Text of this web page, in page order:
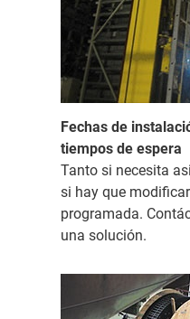
Fechas de
tiempos de espera
Tanto si necesita
si hay que
programada.
una solución.